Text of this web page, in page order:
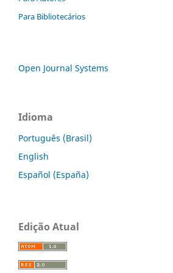
Para Bibliotecários
Open Journal Systems
Idioma
Português (Brasil)
English
Español (España)
Edição Atual